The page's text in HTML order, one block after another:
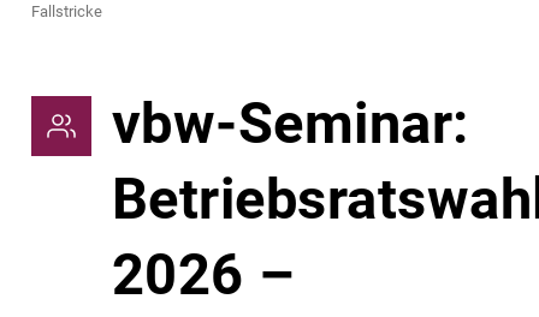
Fallstricke
vbw-Seminar:
2026 –